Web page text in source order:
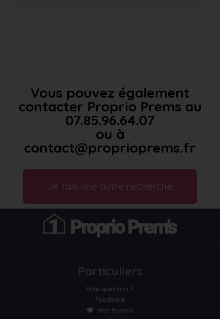
Vous pouvez également
contacter Proprio Prems au
07.85.96.64.07
ou à
contact@proprioprems.fr
Je fais une autre recherche
Particuliers
Une question ?
Feedback
Mes favoris